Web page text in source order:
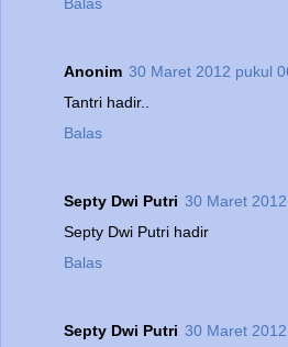
Anonim 30 Maret 2012 pukul
Tantri hadir..
Balas
Septy Dwi Putri 30 Maret
Septy Dwi Putri hadir
Balas
Septy Dwi Putri 30 Maret